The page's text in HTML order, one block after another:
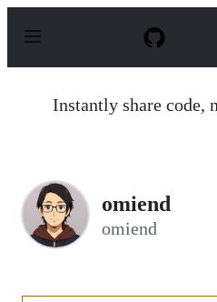
p
Instantly share code,
omiend
omiend